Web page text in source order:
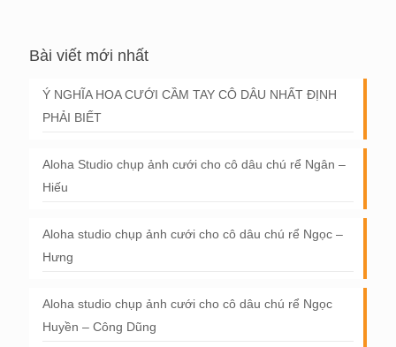
Bài viết mới nhất
Ý NGHĨA HOA CƯỚI CẦM TAY CÔ DÂU NHẤT ĐỊNH
PHẢI BIẾT
Aloha Studio chụp ảnh cưới cho cô dâu chú rể Ngân –
Hiếu
Aloha studio chụp ảnh cưới cho cô dâu chú rể Ngọc –
Hưng
Aloha studio chụp ảnh cưới cho cô dâu chú rể Ngọc
Huyền – Công Dũng